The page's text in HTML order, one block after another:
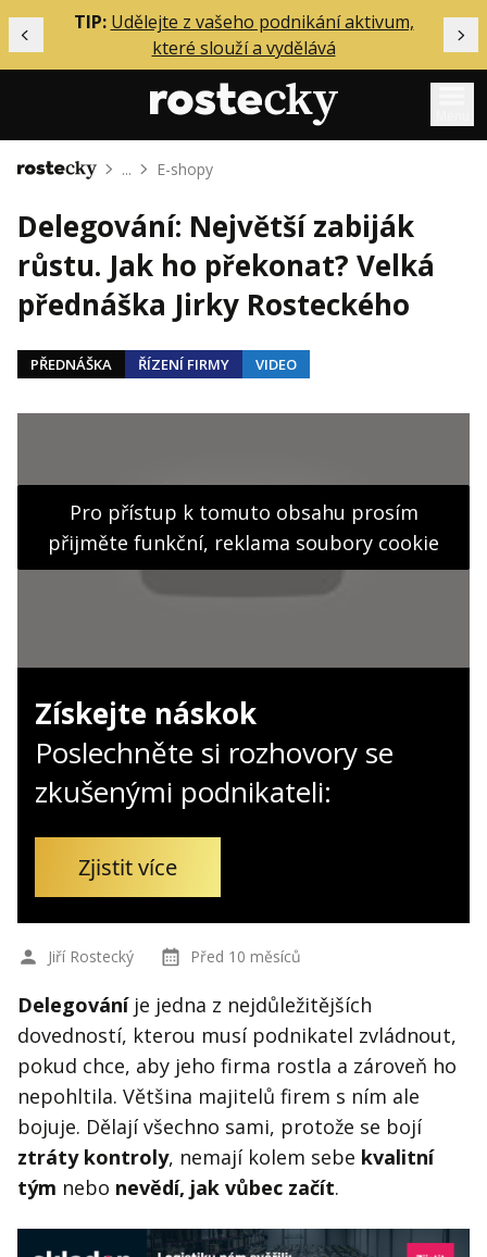
Předchozí
TIP: Udělejte z vašeho podnikání aktivum,
které slouží a vydělává
Mentoring
Podcasty
Solo
Akce
O mně
Kontakt
Obchodní podmínky
Hledaná fráze
Domů ... E-shopy
Delegování: Největší zabiják
růstu. Jak ho překonat? Velká
přednáška Jirky Rosteckého
PŘEDNÁŠKA ŘÍZENÍ FIRMY VIDEO
Pro přístup k tomuto obsahu prosím
přijměte funkční, reklama soubory cookie
Získejte náskok
Poslechněte si rozhovory se
zkušenými podnikateli:
Zjistit více
Jiří Rostecký Před 10 měsíců
Delegováníje jedna z nejdůležitějších
dovedností, kterou musí podnikatel zvládnout,
pokud chce, aby jeho firma rostla a zároveň ho
nepohltila. Většina majitelů firem s ním ale
bojuje. Dělají všechno sami, protože se bojí
ztráty kontroly, nemají kolem sebe kvalitní
tým nebo nevědí, jak vůbec začít.